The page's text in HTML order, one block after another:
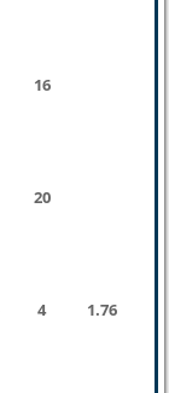
16
20
4 1.76